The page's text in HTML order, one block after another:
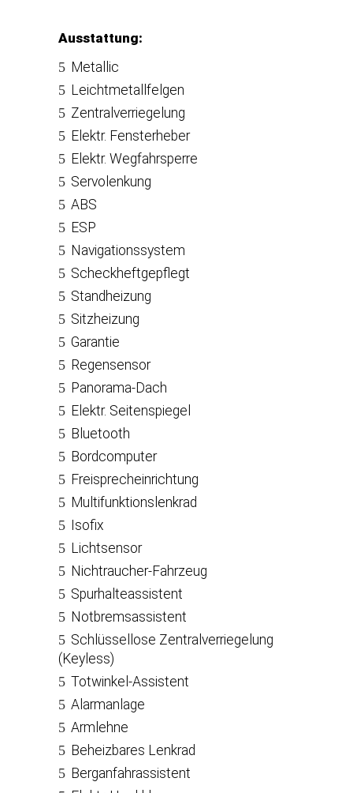
Ausstattung:
Metallic
Leichtmetallfelgen
Zentralverriegelung
Elektr. Fensterheber
Elektr. Wegfahrsperre
Servolenkung
ABS
ESP
Navigationssystem
Scheckheftgepflegt
Standheizung
Sitzheizung
Garantie
Regensensor
Panorama-Dach
Elektr. Seitenspiegel
Bluetooth
Bordcomputer
Freisprecheinrichtung
Multifunktionslenkrad
Isofix
Lichtsensor
Nichtraucher-Fahrzeug
Spurhalteassistent
Notbremsassistent
Schlüssellose Zentralverriegelung
(Keyless)
Totwinkel-Assistent
Alarmanlage
Armlehne
Beheizbares Lenkrad
Berganfahrassistent